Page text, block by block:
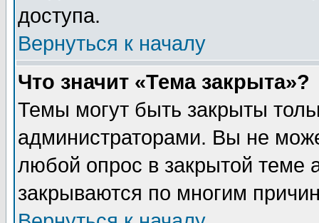
доступа.
Вернуться к началу
Что значит «Тема закрыта»?
Темы могут быть закрыты
администраторами. Вы не
любой опрос в закрытой теме
закрываются по многим